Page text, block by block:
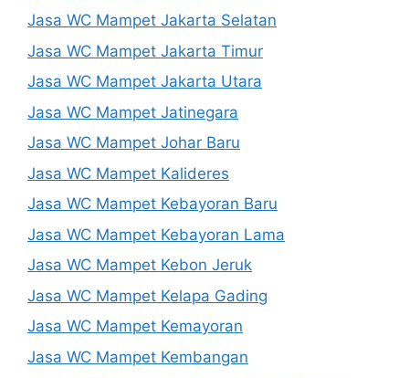
Jasa WC Mampet Jakarta Selatan
Jasa WC Mampet Jakarta Timur
Jasa WC Mampet Jakarta Utara
Jasa WC Mampet Jatinegara
Jasa WC Mampet Johar Baru
Jasa WC Mampet Kalideres
Jasa WC Mampet Kebayoran Baru
Jasa WC Mampet Kebayoran Lama
Jasa WC Mampet Kebon Jeruk
Jasa WC Mampet Kelapa Gading
Jasa WC Mampet Kemayoran
Jasa WC Mampet Kembangan